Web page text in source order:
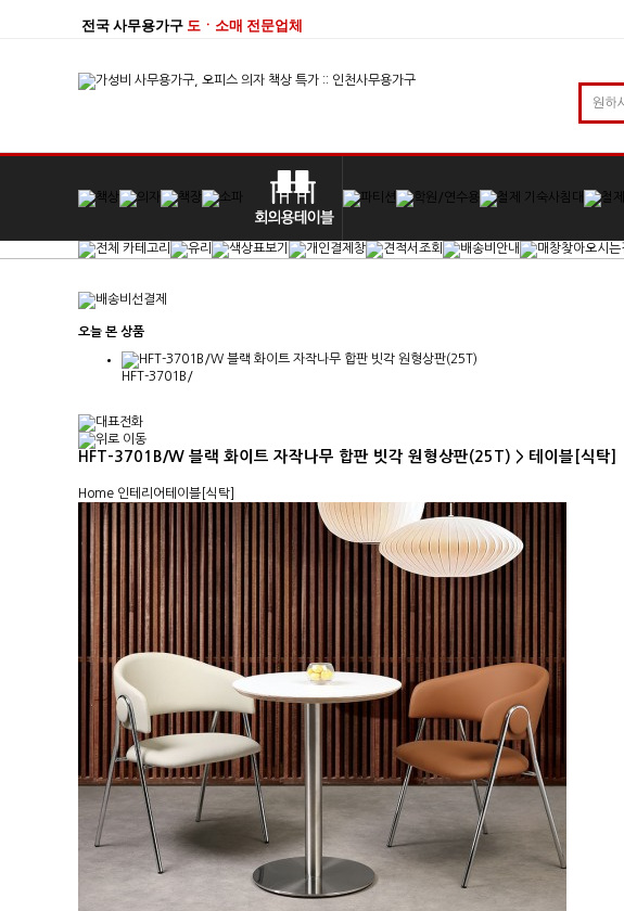
전국 사무용가구 도ㆍ소매 전문업체
오늘 본 상품
HFT-3701B/
HFT-3701B/W 블랙 화이트 자작나무 합판 빗각 원형상판(25T) > 테이블[식탁]
Home 인테리어 테이블[식탁]